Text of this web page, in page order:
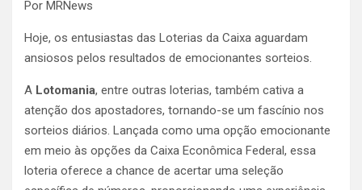
Por MRNews
Hoje, os entusiastas das Loterias da Caixa aguardam
ansiosos pelos resultados de emocionantes sorteios.
A Lotomania, entre outras loterias, também cativa a
atenção dos apostadores, tornando-se um fascínio nos
sorteios diários. Lançada como uma opção emocionante
em meio às opções da Caixa Econômica Federal, essa
loteria oferece a chance de acertar uma seleção